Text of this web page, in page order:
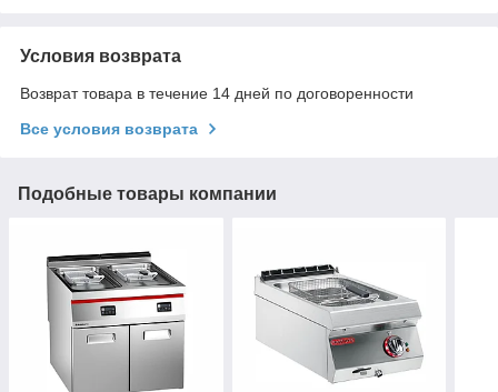
Условия возврата
Возврат товара в течение 14 дней по договоренности
Все условия возврата
Подобные товары компании